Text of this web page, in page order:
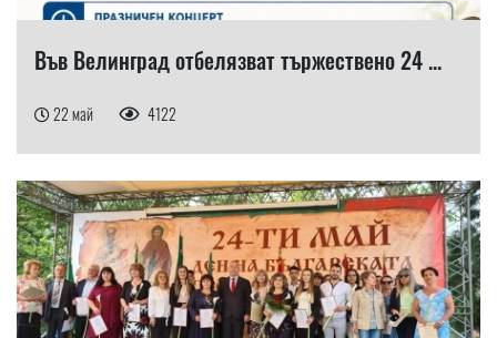
Във Велинград отбелязват тържествено 24 ...
22 май 4122